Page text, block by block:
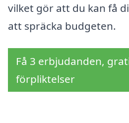
vilket gör att du kan få
att spräcka budgeten.
Få 3 erbjudanden,
förpliktelser